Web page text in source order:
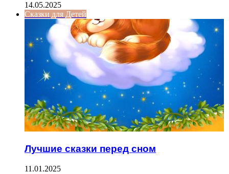
14.05.2025
Сказки для Детей
Лучшие сказки перед сном
11.01.2025